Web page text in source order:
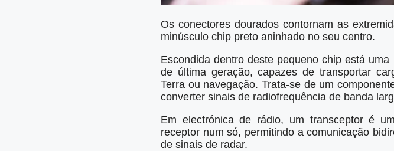
Os conectores dourados contornam as
minúsculo chip preto aninhado no seu centro.
Escondida dentro deste pequeno chip está
de última geração, capazes de transportar
Terra ou navegação. Trata-se de um
converter sinais de radiofrequência de banda
Em electrónica de rádio, um transceptor é
receptor num só, permitindo a comunicação
de sinais de radar.